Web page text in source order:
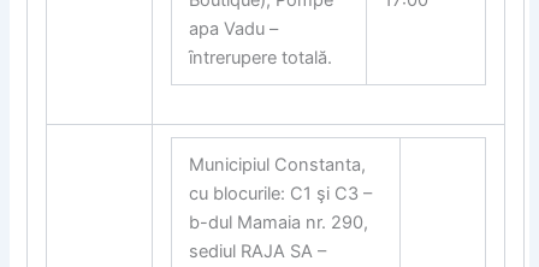
apa Vadu –
ȋntrerupere totală.
Municipiul Constanta,
cu blocurile: C1 şi C3 –
b-dul Mamaia nr. 290,
sediul RAJA SA –